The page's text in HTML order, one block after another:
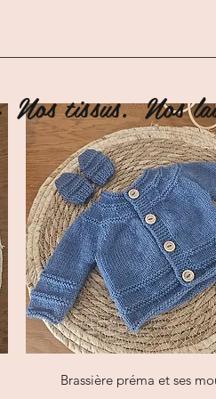
Nos tissus. Nos
Aperçu rapide
Brassière préma et ses